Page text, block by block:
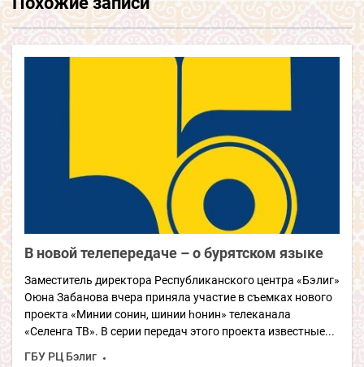
В новой телепередаче – о бурятском языке
Заместитель директора Республиканского центра «Бэлиг»
Оюна Забанова вчера приняла участие в съемках нового
проекта «Минии сонин, шинии һонин» телеканала
«Селенга ТВ». В серии передач этого проекта известные...
ГБУ РЦ Бэлиг